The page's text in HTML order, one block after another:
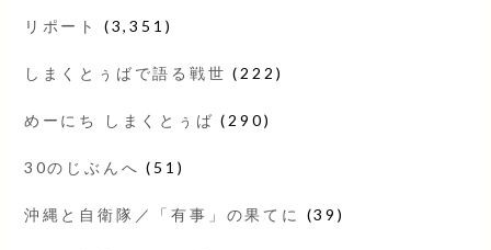
リポート (3,351)
しまくとぅばで語る戦世 (222)
めーにち しまくとぅば (290)
30のじぶんへ (51)
沖縄と自衛隊／「有事」の果てに (39)